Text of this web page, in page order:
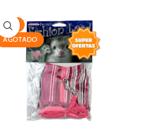
-17%
AGOTADO